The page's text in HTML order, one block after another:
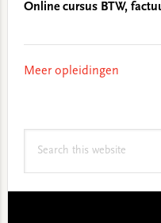
Online cursus BTW,
Meer opleidingen